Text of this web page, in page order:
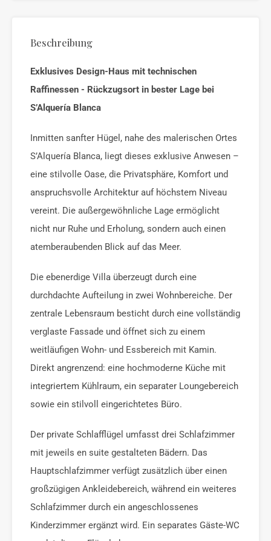
Beschreibung
Exklusives Design-Haus mit technischen
Raffinessen - Rückzugsort in bester Lage bei
S’Alquería Blanca
Inmitten sanfter Hügel, nahe des malerischen Ortes
S’Alquería Blanca, liegt dieses exklusive Anwesen –
eine stilvolle Oase, die Privatsphäre, Komfort und
anspruchsvolle Architektur auf höchstem Niveau
vereint. Die außergewöhnliche Lage ermöglicht
nicht nur Ruhe und Erholung, sondern auch einen
atemberaubenden Blick auf das Meer.
Die ebenerdige Villa überzeugt durch eine
durchdachte Aufteilung in zwei Wohnbereiche. Der
zentrale Lebensraum besticht durch eine vollständig
verglaste Fassade und öffnet sich zu einem
weitläufigen Wohn- und Essbereich mit Kamin.
Direkt angrenzend: eine hochmoderne Küche mit
integriertem Kühlraum, ein separater Loungebereich
sowie ein stilvoll eingerichtetes Büro.
Der private Schlafflügel umfasst drei Schlafzimmer
mit jeweils en suite gestalteten Bädern. Das
Hauptschlafzimmer verfügt zusätzlich über einen
großzügigen Ankleidebereich, während ein weiteres
Schlafzimmer durch ein angeschlossenes
Kinderzimmer ergänzt wird. Ein separates Gäste-WC